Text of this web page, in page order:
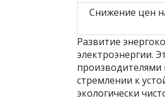
Снижение цен
Развитие
электроэнергии.
производителями
стремлении к
экологически